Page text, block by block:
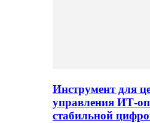
Инструмент для
управления ИТ-
стабильной